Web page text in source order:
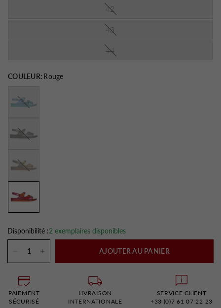
42
43
44
COULEUR: Rouge
Disponibilité :2 exemplaires disponibles
AJOUTER AU PANIER
PAIEMENT
SÉCURISÉ
LIVRAISON
INTERNATIONALE
SERVICE CLIENT
+33 (0)7 61 07 22 23